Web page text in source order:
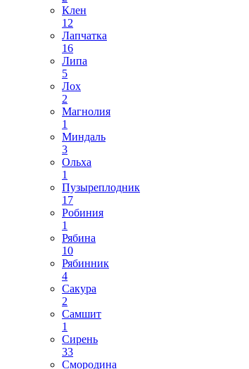
Клен
12
Лапчатка
16
Липа
5
Лох
2
Магнолия
1
Миндаль
3
Ольха
1
Пузыреплодник
17
Робиния
1
Рябина
10
Рябинник
4
Сакура
2
Самшит
1
Сирень
33
Смородина